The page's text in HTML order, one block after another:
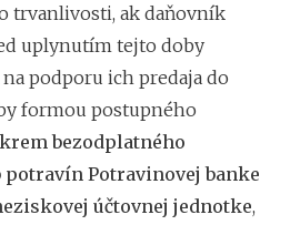
trvanlivosti, ak daňovník
uplynutím tejto doby
podporu ich predaja do
formou postupného
bezodplatného
potravín Potravinovej banke
účtovnej jednotke,